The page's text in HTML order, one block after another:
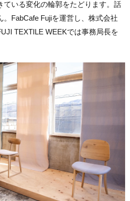
ている変化の輪郭をたどります。話
。FabCafe Fujiを運営し、株式会社
TEXTILE WEEKでは事務局長を